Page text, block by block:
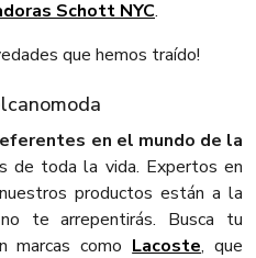
Schott NYC.
que hemos traído!
en el mundo de la
de toda la vida. Expertos en
productos están a la
te arrepentirás. Busca tu
marcas como Lacoste, que